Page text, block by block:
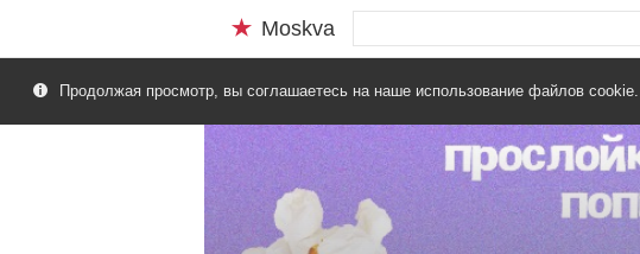
Moskva
Продолжая просмотр, вы соглашаетесь на наше использование файлов